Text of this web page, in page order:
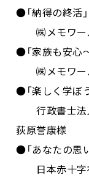
●「納得の終活
㈱メモワー
●「家族も安心
㈱メモワー
●「楽しく学ぼ
行政書士法
荻原誉康様
●「あなたの思
日本赤十字